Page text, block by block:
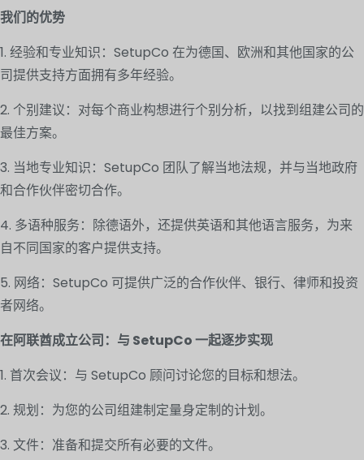
我们的优势
1. 经验和专业知识：SetupCo 在为德国、欧洲和其他国家的公
司提供支持方面拥有多年经验。
2. 个别建议：对每个商业构想进行个别分析，以找到组建公司的
最佳方案。
3. 当地专业知识：SetupCo 团队了解当地法规，并与当地政府
和合作伙伴密切合作。
4. 多语种服务：除德语外，还提供英语和其他语言服务，为来
自不同国家的客户提供支持。
5. 网络：SetupCo 可提供广泛的合作伙伴、银行、律师和投资
者网络。
在阿联酋成立公司：与 SetupCo 一起逐步实现
1. 首次会议：与 SetupCo 顾问讨论您的目标和想法。
2. 规划：为您的公司组建制定量身定制的计划。
3. 文件：准备和提交所有必要的文件。